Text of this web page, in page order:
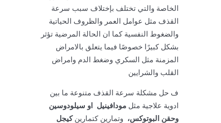
الخاصة والتي تختلف بإختلاف سبب سرعة
القذف مثل عوامل العمر والظروف الحياتية
والضغوط النفسية كما ان الحالة المرضية تؤثر
بشكل كبيرًا خصوصًا فيما يتعلق بالامراض
المزمنة مثل السكري وضغط الدم وامراض
القلب والشرايين
ف حل مشكلة سرعة القذف متنوعة ما بين
ادوية علاجية مثلمودافينيل او سيلودوسين
وحقن البوتوكس،
وتمارين كتمارينكيجل